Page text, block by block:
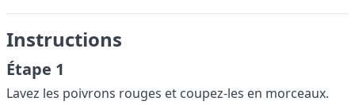
Instructions
Étape 1
Lavez les poivrons rouges et coupez-les en morceaux.